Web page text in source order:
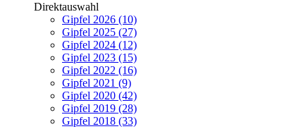
Direktauswahl
Gipfel 2026 (10)
Gipfel 2025 (27)
Gipfel 2024 (12)
Gipfel 2023 (15)
Gipfel 2022 (16)
Gipfel 2021 (9)
Gipfel 2020 (42)
Gipfel 2019 (28)
Gipfel 2018 (33)